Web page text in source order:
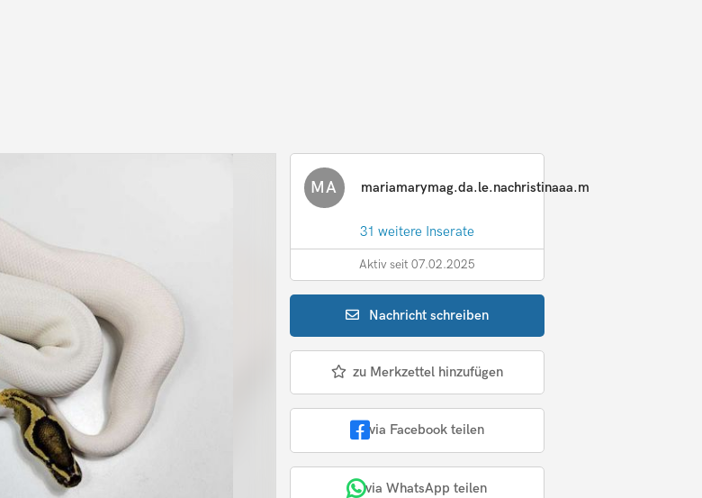
MA mariamarymag.da.le.nachristinaaa.m
31 weitere Inserate
Aktiv seit 07.02.2025
Nachrichtschreiben
zu Merkzettel hinzufügen
via Facebook teilen
via WhatsApp teilen